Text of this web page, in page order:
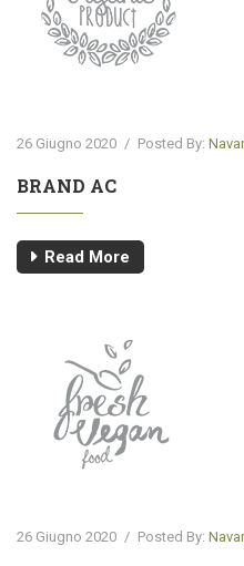
26 Giugno 2020 / Posted By:
BRAND AC
Read More
26 Giugno 2020 / Posted By: